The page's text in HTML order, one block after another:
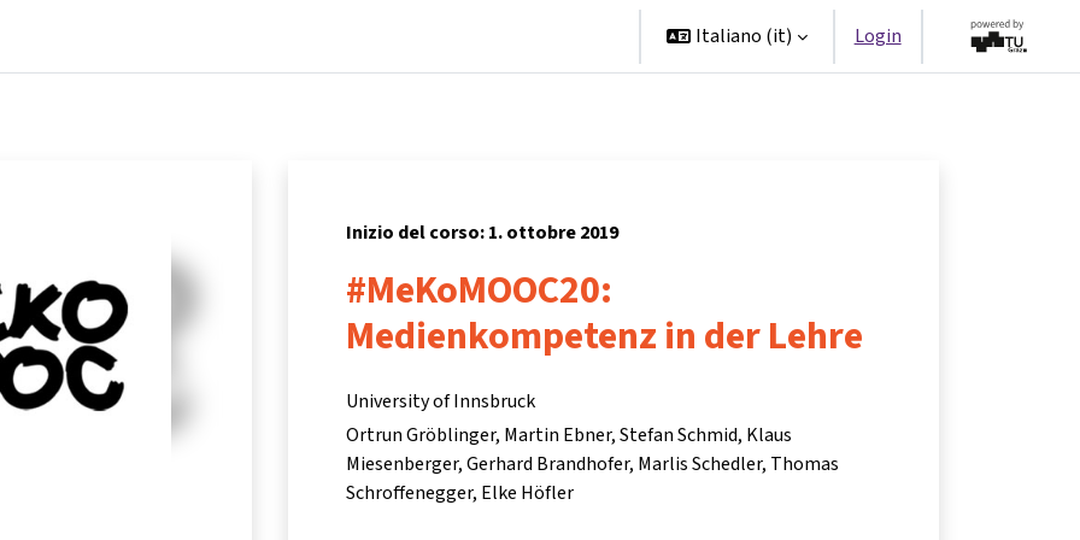
Italiano ‎(it)‎ Login
Inizio del corso: 1. ottobre 2019
#MeKoMOOC20:
Medienkompetenz in der Lehre
University of Innsbruck
Ortrun Gröblinger Martin Ebner Stefan Schmid Klaus
Miesenberger Gerhard Brandhofer Marlis Schedler Thomas
Schroffenegger Elke Höfler